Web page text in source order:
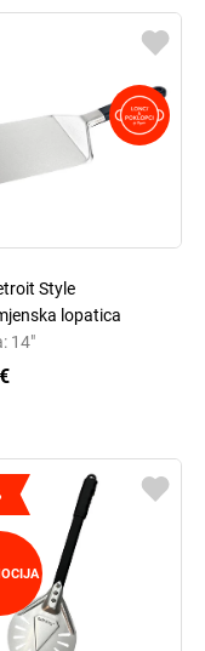
Style
lopatica
14"